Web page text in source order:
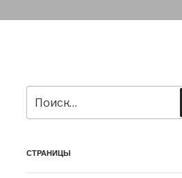
СТРАНИЦЫ